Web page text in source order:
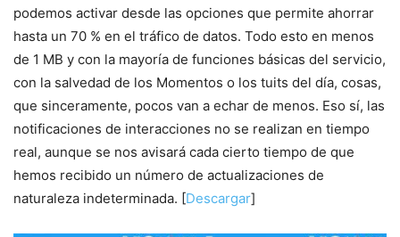
podemos activar desde las opciones que permite ahorrar
hasta un 70 % en el tráfico de datos. Todo esto en menos
de 1 MB y con la mayoría de funciones básicas del servicio,
con la salvedad de los Momentos o los tuits del día, cosas,
que sinceramente, pocos van a echar de menos. Eso sí, las
notificaciones de interacciones no se realizan en tiempo
real, aunque se nos avisará cada cierto tiempo de que
hemos recibido un número de actualizaciones de
naturaleza indeterminada. [Descargar]